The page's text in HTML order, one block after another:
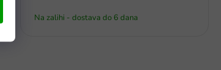
Na zalihi - dostava do 6 dana